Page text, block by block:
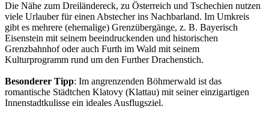
Die Nähe zum Dreiländereck, zu Österreich und Tschechien nutzen
viele Urlauber für einen Abstecher ins Nachbarland. Im Umkreis
gibt es mehrere (ehemalige) Grenzübergänge, z. B. Bayerisch
Eisenstein mit seinem beeindruckenden und historischen
Grenzbahnhof oder auch Furth im Wald mit seinem
Kulturprogramm rund um den Further Drachenstich.
Besonderer Tipp: Im angrenzenden Böhmerwald ist das
romantische Städtchen Klatovy (Klattau) mit seiner einzigartigen
Innenstadtkulisse ein ideales Ausflugsziel.